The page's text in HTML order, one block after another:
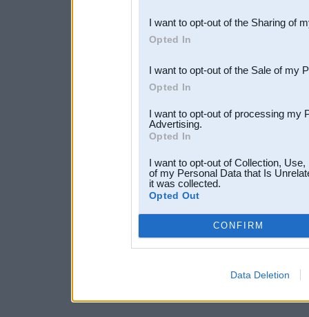
Downstream Participants
third parties.
I want to opt-out of the Sharing of
Opted In
I want to opt-out of the Sale of my
Opted In
I want to opt-out of processing my
Advertising.
Opted In
I want to opt-out of Collection,
of my Personal Data that Is
it was collected.
Opted Out
CONFIRM
Data Deletion